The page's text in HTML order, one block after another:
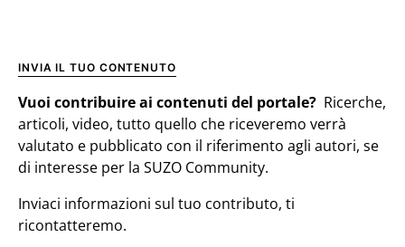
INVIA IL TUO CONTENUTO
Vuoi contribuire ai contenuti del portale? Ricerche,
articoli, video, tutto quello che riceveremo verrà
valutato e pubblicato con il riferimento agli autori, se
di interesse per la SUZO Community.
Inviaci informazioni sul tuo contributo, ti
ricontatteremo.